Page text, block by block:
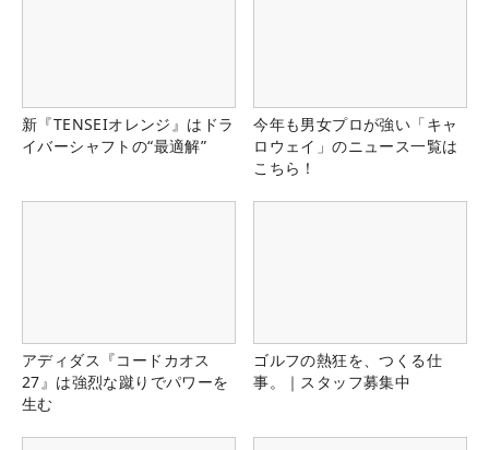
新『TENSEIオレンジ』はドラ
イバーシャフトの“最適解”
今年も男女プロが強い「キャ
ロウェイ」のニュース一覧は
こちら！
アディダス『コードカオス
27』は強烈な蹴りでパワーを
生む
ゴルフの熱狂を、つくる仕
事。｜スタッフ募集中